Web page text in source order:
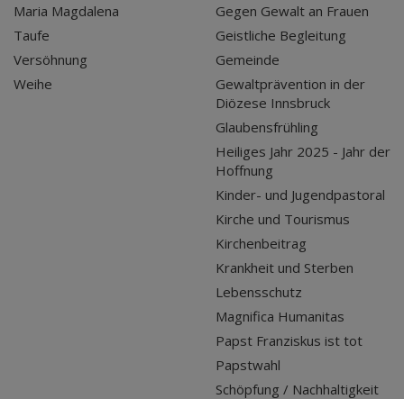
Maria Magdalena
Taufe
Versöhnung
Weihe
Gegen Gewalt an Frauen
Geistliche Begleitung
Gemeinde
Gewaltprävention in der
Diözese Innsbruck
Glaubensfrühling
Heiliges Jahr 2025 - Jahr der
Hoffnung
Kinder- und Jugendpastoral
Kirche und Tourismus
Kirchenbeitrag
Krankheit und Sterben
Lebensschutz
Magnifica Humanitas
Papst Franziskus ist tot
Papstwahl
Schöpfung / Nachhaltigkeit